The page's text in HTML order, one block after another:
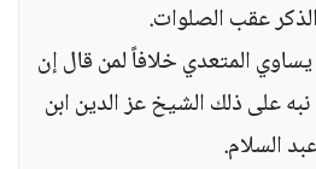
يساوي المتعدي خلافاً لمن قال إن
على ذلك الشيخ عز الدين ابن
السلام.